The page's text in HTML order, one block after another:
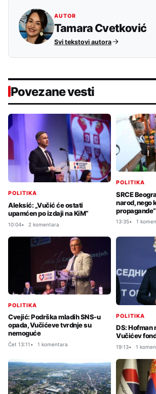
AUTOR
Tamara Cvetković
Svi tekstovi autora
Povezane vesti
POLITIKA
Aleksić: „Vučić će ostati
upamćen po izdaji na KiM“
10:04 2 komentara
POLITIKA
SRCE
narod, nego
propagande“
13:35 1
POLITIKA
Cvejić: Podrška mladih SNS-u
opada, Vučićeve tvrdnje su
nemoguće
Čet 13:11 1 komentara
POLITIKA
DS: Hofman
Vučićev
19:13 1